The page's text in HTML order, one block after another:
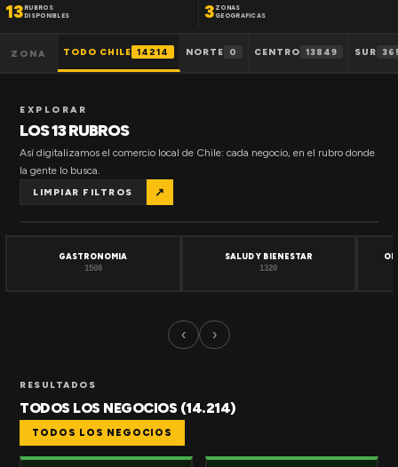
13RUBROS
DISPONIBLES
3 ZONAS
GEOGRAFICAS
ZONA TODO CHILE 14214 NORTE 0 CENTRO 13849 SUR
EXPLORAR
LOS 13 RUBROS
Así digitalizamos el comercio local de Chile: cada negocio, en el rubro donde
la gente lo busca.
LIMPIAR FILTROS ↗
GASTRONOMIA
1508
SALUD Y BIENESTAR
1320
‹ ›
RESULTADOS
TODOS LOS NEGOCIOS (14.214)
TODOS LOS NEGOCIOS